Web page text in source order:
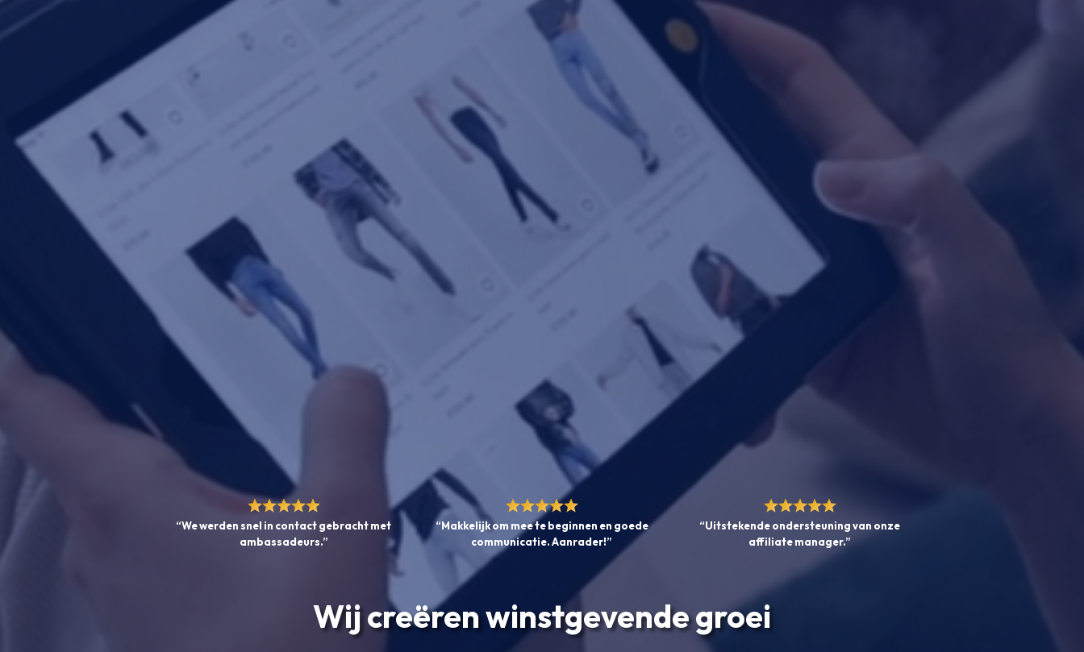
“We werden snel in contact gebracht met
ambassadeurs.”
“Makkelijk om mee te beginnen en goede
communicatie. Aanrader!”
“Uitstekende ondersteuning van onze
affiliate manager.”
Wij creëren winstgevende groei